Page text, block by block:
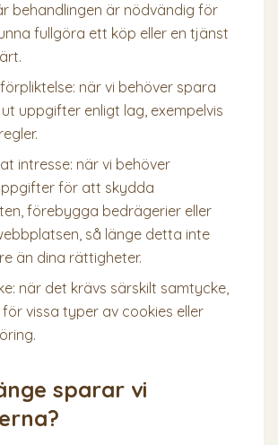
behandlingen är nödvändig för
fullgöra ett köp eller en tjänst
när vi behöver spara
uppgifter enligt lag, exempelvis
intresse: när vi behöver
för att skydda
förebygga bedrägerier eller
så länge detta inte
än dina rättigheter.
när det krävs särskilt samtycke,
för vissa typer av cookies eller
sparar vi